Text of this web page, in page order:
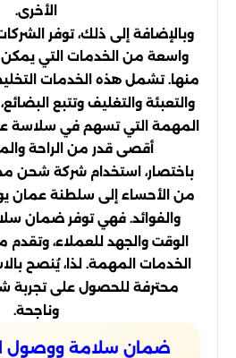
الأخرى.
وبالإضافة إلى ذلك، توفر
واسعة من الخدمات التي يمكن
منها. تشمل هذه الخدمات
والتعبئة والتغليف وتتبع
المهمة التي تسهم في سلاسة
أقصى قدر من الراحة
باختصار، استخدام شركة شحن
من الأحساء إلى سلطنة عمان
والفوائد. فهي توفر ضمان
الوقت والجهد للعملاء،
الخدمات المهمة. لذا، يُنصح
محترفة للحصول على تجربة
وناجحة.
ضمان سلامة ووصول